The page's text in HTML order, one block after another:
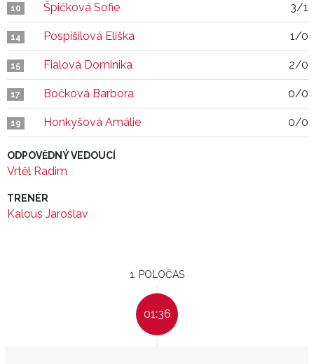
10 Špičková Sofie 3/1
14 Pospíšilová Eliška 1/0
15 Fialová Dominika 2/0
17 Bočková Barbora 0/0
19 Honkyšová Amálie 0/0
ODPOVĚDNÝ VEDOUCÍ
Vrtěl Radim
TRENÉR
Kalous Jaroslav
1. POLOČAS
01:36